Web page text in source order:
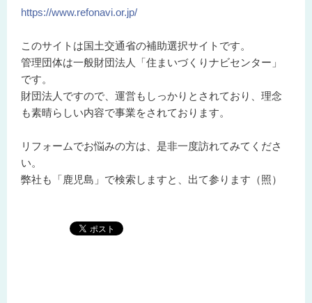
https://www.refonavi.or.jp/
このサイトは国土交通省の補助選択サイトです。
管理団体は一般財団法人「住まいづくりナビセンター」
です。
財団法人ですので、運営もしっかりとされており、理念
も素晴らしい内容で事業をされております。
リフォームでお悩みの方は、是非一度訪れてみてくださ
い。
弊社も「鹿児島」で検索しますと、出て参ります（照）